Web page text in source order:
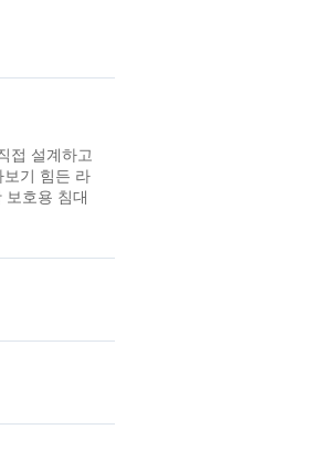
접 설계하고
기 힘든 라
호용 침대